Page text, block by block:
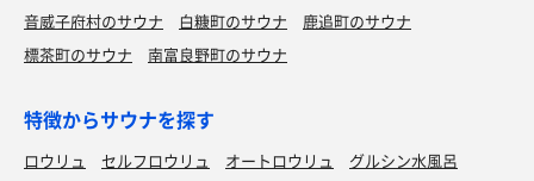
音威子府村のサウナ
白糠町のサウナ
鹿追町のサウナ
標茶町のサウナ
南富良野町のサウナ
特徴からサウナを探す
ロウリュ セルフロウリュ オートロウリュ
グルシン水風呂